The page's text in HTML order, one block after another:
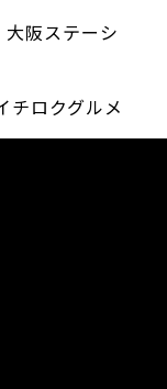
阪ステーシ
ロクグルメ